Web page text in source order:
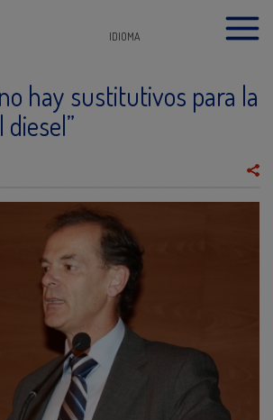
IDIOMA
hay sustitutivos para la